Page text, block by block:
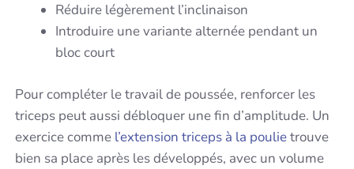
Réduire légèrement l’inclinaison
Introduire une variante alternée pendant un
bloc court
Pour compléter le travail de poussée, renforcer les
triceps peut aussi débloquer une fin d’amplitude. Un
exercice comme l’extension triceps à la poulietrouve
bien sa place après les développés, avec un volume